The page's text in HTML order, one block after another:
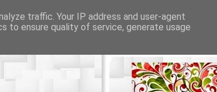
traffic. Your IP address and user-agent
to ensure quality of service, generate usage